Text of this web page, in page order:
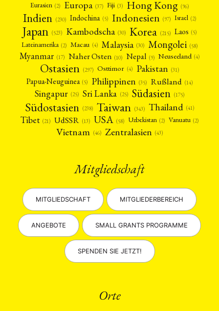
Eurasien (2) Europa (37) Fiji (3) Hong Kong (96)
Indien (230) Indochina (5) Indonesien (97) Israel (2)
Japan (523) Kambodscha (30) Korea (215) Laos (5)
Lateinamerika (2) Macau (4) Malaysia (30) Mongolei (58)
Myanmar (17) Naher Osten (10) Nepal (9) Neuseeland (4)
Ostasien (297) Osttimor (4) Pakistan (31)
Papua-Neuguinea (5) Philippinen (35) Rußland (14)
Singapur (25) Sri Lanka (25) Südasien (175)
Südostasien (238) Taiwan (343) Thailand (41)
Tibet (21) UdSSR (13) USA (58) Uzbekistan (2) Vanuatu (2)
Vietnam (46) Zentralasien (43)
Mitgliedschaft
MITGLIEDSCHAFT MITGLIEDERBEREICH
ANGEBOTE SMALL GRANTS PROGRAMME
SPENDEN SIE JETZT!
Orte